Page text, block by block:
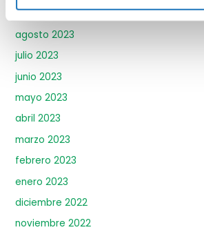
septiembre 2023
agosto 2023
julio 2023
junio 2023
mayo 2023
abril 2023
marzo 2023
febrero 2023
enero 2023
diciembre 2022
noviembre 2022